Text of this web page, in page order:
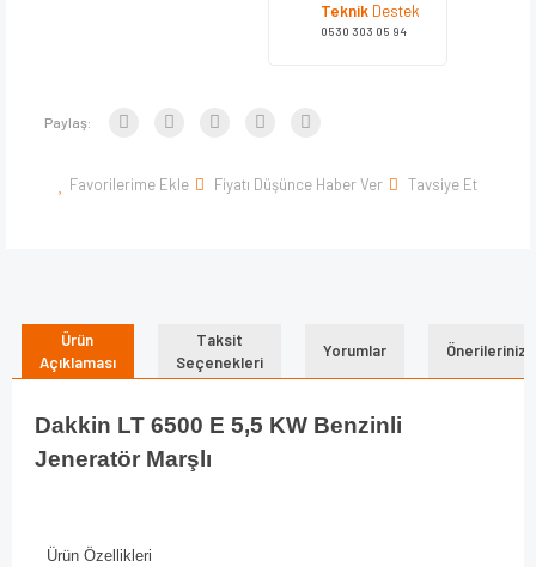
Teknik Destek
0530 303 05 94
Paylaş:
Favorilerime Ekle Fiyatı Düşünce Haber Ver Tavsiye Et
Ürün
Açıklaması
Taksit
Seçenekleri
Yorumlar Önerileriniz
Dakkin LT 6500 E 5,5 KW Benzinli
Jeneratör Marşlı
Ürün Özellikleri